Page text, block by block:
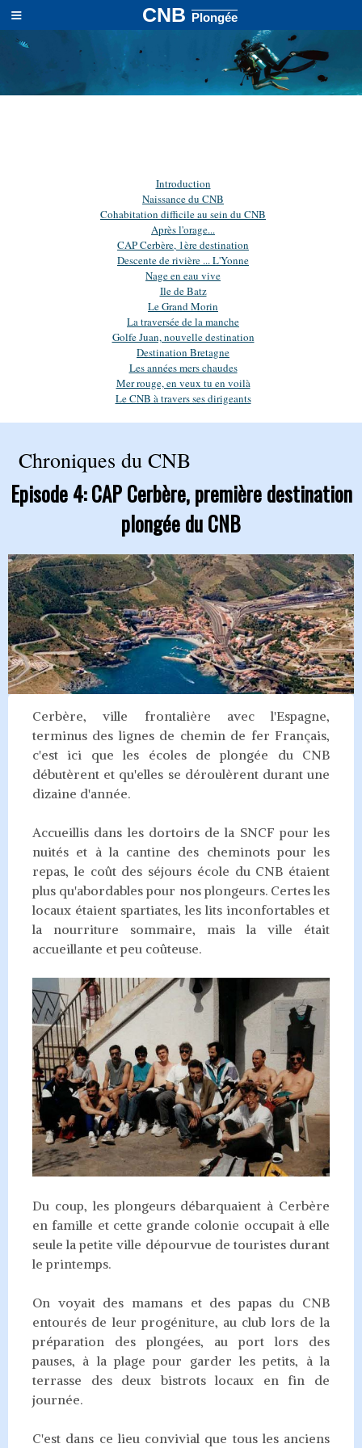
≡ CNBPlongée
Chroniques du CNB
Episode 4: CAP Cerbère, première destination
plongée du CNB
Cerbère, ville frontalière avec l'Espagne,
terminus des lignes de chemin de fer Français,
c'est ici que les écoles de plongée du CNB
débutèrent et qu'elles se déroulèrent durant une
dizaine d'année.
Accueillis dans les dortoirs de la SNCF pour les
nuités et à la cantine des cheminots pour les
repas, le coût des séjours école du CNB étaient
plus qu'abordables pour nos plongeurs. Certes les
locaux étaient spartiates, les lits inconfortables et
la nourriture sommaire, mais la ville était
accueillante et peu coûteuse.
Du coup, les plongeurs débarquaient à Cerbère
en famille et cette grande colonie occupait à elle
seule la petite ville dépourvue de touristes durant
le printemps.
On voyait des mamans et des papas du CNB
entourés de leur progéniture, au club lors de la
préparation des plongées, au port lors des
pauses, à la plage pour garder les petits, à la
terrasse des deux bistrots locaux en fin de
journée.
C'est dans ce lieu convivial que tous les anciens
Introduction
Naissance du CNB
Cohabitation difficile au sein du CNB
Après l'orage...
CAP Cerbère, 1ère destination
Descente de rivière ... L'Yonne
Nage en eau vive
Ile de Batz
Le Grand Morin
La traversée de la manche
Golfe Juan, nouvelle destination
Destination Bretagne
Les années mers chaudes
Mer rouge, en veux tu en voilà
Le CNB à travers ses dirigeants